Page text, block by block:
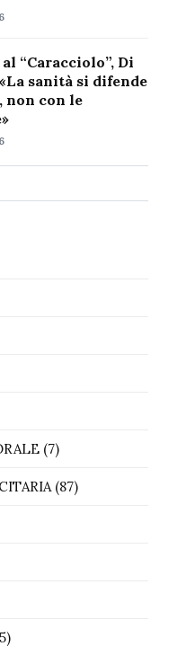
“Caracciolo”, Di
sanità si difende
non con le
(7)
(87)